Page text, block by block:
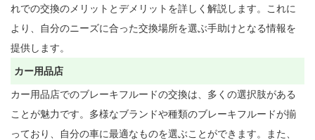
れでの交換のメリットとデメリットを詳しく解説します。これに
より、自分のニーズに合った交換場所を選ぶ手助けとなる情報を
カー用品店
カー用品店でのブレーキフルードの交換は、多くの選択肢がある
ことが魅力です。多様なブランドや種類のブレーキフルードが揃
っており、自分の車に最適なものを選ぶことができます。また、